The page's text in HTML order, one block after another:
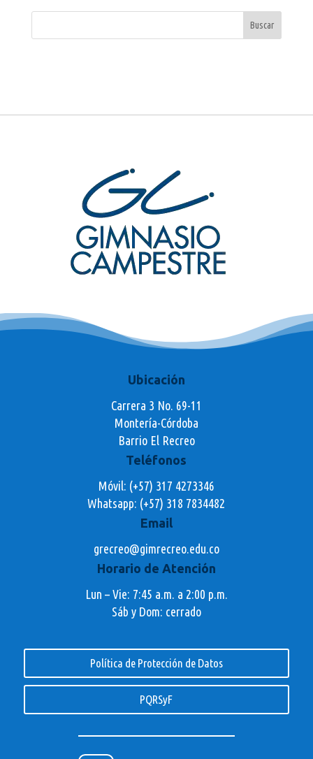
Ubicación
Carrera 3 No. 69-11
Montería-Córdoba
Barrio El Recreo
Teléfonos
Móvil: (+57) 317 4273346
Whatsapp: (+57) 318 7834482
Email
grecreo@gimrecreo.edu.co
Horario de Atención
Lun – Vie: 7:45 a.m. a 2:00 p.m.
Sáb y Dom: cerrado
Política de Protección de Datos
PQRSyF